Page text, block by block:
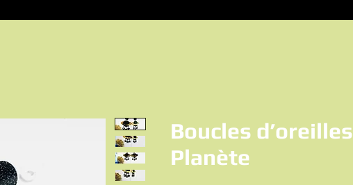
Boucles d’oreilles
Planète